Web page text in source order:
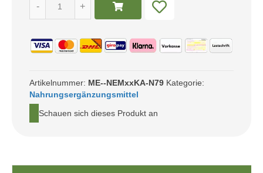
32,99 €29,90 €.
-
Premium
Extrakt
+
Artikelnummer: ME--NEMxxKA-N79 Kategorie:
Nahrungsergänzungsmittel
Schauen sich dieses Produkt an